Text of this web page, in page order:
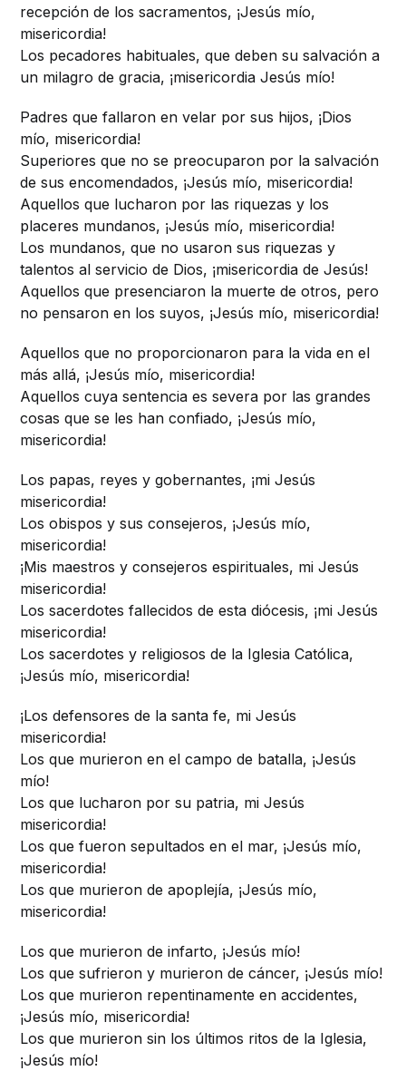
recepción de los sacramentos, ¡Jesús mío,
misericordia!
Los pecadores habituales, que deben su salvación a
un milagro de gracia, ¡misericordia Jesús mío!
Padres que fallaron en velar por sus hijos, ¡Dios
mío, misericordia!
Superiores que no se preocuparon por la salvación
de sus encomendados, ¡Jesús mío, misericordia!
Aquellos que lucharon por las riquezas y los
placeres mundanos, ¡Jesús mío, misericordia!
Los mundanos, que no usaron sus riquezas y
talentos al servicio de Dios, ¡misericordia de Jesús!
Aquellos que presenciaron la muerte de otros, pero
no pensaron en los suyos, ¡Jesús mío, misericordia!
Aquellos que no proporcionaron para la vida en el
más allá, ¡Jesús mío, misericordia!
Aquellos cuya sentencia es severa por las grandes
cosas que se les han confiado, ¡Jesús mío,
misericordia!
Los papas, reyes y gobernantes, ¡mi Jesús
misericordia!
Los obispos y sus consejeros, ¡Jesús mío,
misericordia!
¡Mis maestros y consejeros espirituales, mi Jesús
misericordia!
Los sacerdotes fallecidos de esta diócesis, ¡mi Jesús
misericordia!
Los sacerdotes y religiosos de la Iglesia Católica,
¡Jesús mío, misericordia!
¡Los defensores de la santa fe, mi Jesús
misericordia!
Los que murieron en el campo de batalla, ¡Jesús
mío!
Los que lucharon por su patria, mi Jesús
misericordia!
Los que fueron sepultados en el mar, ¡Jesús mío,
misericordia!
Los que murieron de apoplejía, ¡Jesús mío,
misericordia!
Los que murieron de infarto, ¡Jesús mío!
Los que sufrieron y murieron de cáncer, ¡Jesús mío!
Los que murieron repentinamente en accidentes,
¡Jesús mío, misericordia!
Los que murieron sin los últimos ritos de la Iglesia,
¡Jesús mío!